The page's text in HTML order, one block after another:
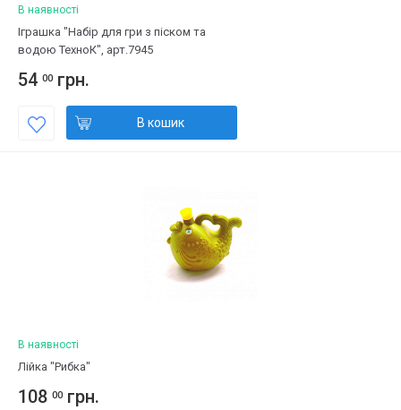
В наявності
Іграшка "Набір для гри з піском та
водою ТехноК", арт.7945
54 00 грн.
В кошик
В наявності
Лійка "Рибка"
108 00 грн.